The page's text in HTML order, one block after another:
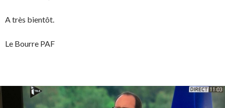
A très bientôt.
Le Bourre PAF